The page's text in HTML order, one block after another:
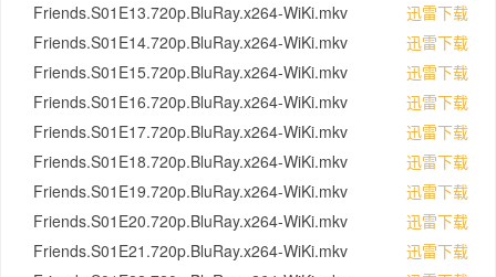
Friends.S01E13.720p.BluRay.x264-WiKi.mkv
迅雷下载
Friends.S01E14.720p.BluRay.x264-WiKi.mkv
迅雷下载
Friends.S01E15.720p.BluRay.x264-WiKi.mkv
迅雷下载
Friends.S01E16.720p.BluRay.x264-WiKi.mkv
迅雷下载
Friends.S01E17.720p.BluRay.x264-WiKi.mkv
迅雷下载
Friends.S01E18.720p.BluRay.x264-WiKi.mkv
迅雷下载
Friends.S01E19.720p.BluRay.x264-WiKi.mkv
迅雷下载
Friends.S01E20.720p.BluRay.x264-WiKi.mkv
迅雷下载
Friends.S01E21.720p.BluRay.x264-WiKi.mkv
迅雷下载